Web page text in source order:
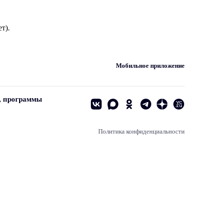
Мобильное приложение
программы
Политика конфиденциальности